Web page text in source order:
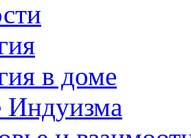
в доме
Индуизма